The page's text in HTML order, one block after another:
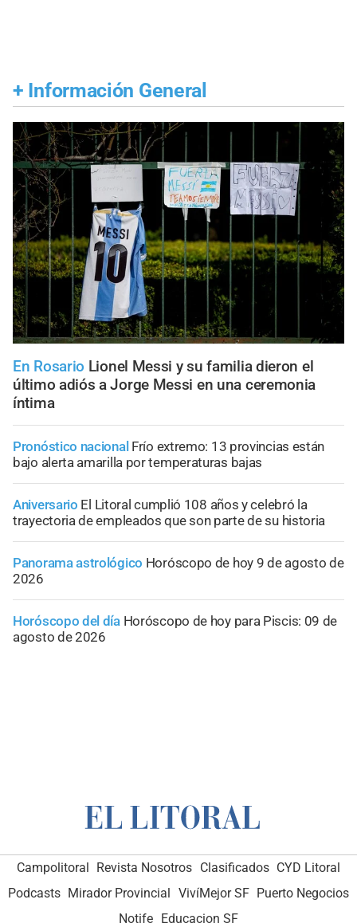
+ Información General
En Rosario Lionel Messi y su familia dieron el
último adiós a Jorge Messi en una ceremonia
íntima
Pronóstico nacional Frío extremo: 13 provincias están
bajo alerta amarilla por temperaturas bajas
Aniversario El Litoral cumplió 108 años y celebró la
trayectoria de empleados que son parte de su historia
Panorama astrológico Horóscopo de hoy 9 de agosto de
2026
Horóscopo del día Horóscopo de hoy para Piscis: 09 de
agosto de 2026
Campolitoral Revista Nosotros Clasificados CYD Litoral
Podcasts Mirador Provincial VivíMejor SF Puerto Negocios
Notife Educacion SF